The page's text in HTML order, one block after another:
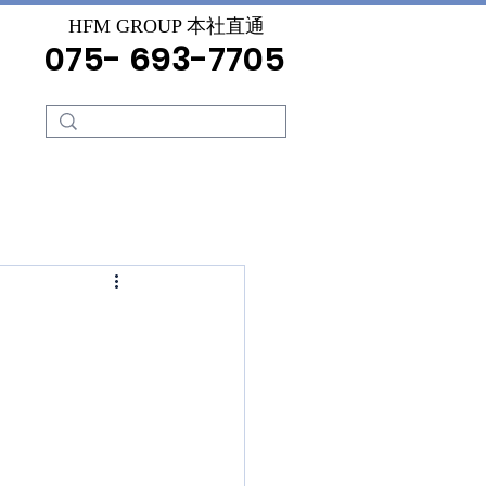
075- 693-7705
HFM GROUP 本社直通